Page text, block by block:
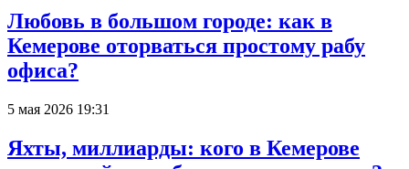
Любовь в большом городе: как в
Кемерове оторваться простому рабу
офиса?
5 мая 2026 19:31
Яхты, миллиарды: кого в Кемерове